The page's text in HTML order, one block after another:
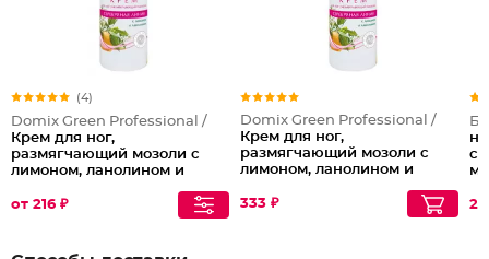
(4)
Domix Green Professional /
Крем для ног,
размягчающий мозоли с
лимоном, ланолином и
от 216 ₽
Domix Green Professional /
Крем для ног,
размягчающий мозоли с
лимоном, ланолином и
333 ₽